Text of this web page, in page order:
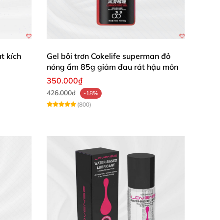
bết, càng dùng càng thích!”
– Nguyễn
kích
Gel bôi trơn Cokelife superman đỏ
nóng ấm 85g giảm đau rát hậu môn
350.000₫
426.000₫
-18%
(800)